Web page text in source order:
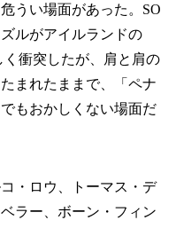
うい場面があった。SO
ルがアイルランドの
衝突したが、肩と肩の
まれたままで、「ペナ
もおかしくない場面だ
・ロウ、トーマス・デ
ラー、ボーン・フィン